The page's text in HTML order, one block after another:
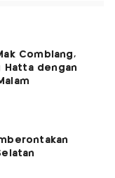
Comblang,
Hatta dengan